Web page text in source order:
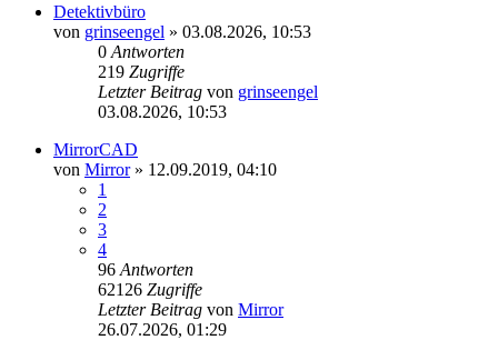
Detektivbüro
von grinseengel » 03.08.2026, 10:53
0 Antworten
219 Zugriffe
Letzter Beitrag von grinseengel
03.08.2026, 10:53
MirrorCAD
von Mirror» 12.09.2019, 04:10
1
2
3
4
96 Antworten
62126 Zugriffe
Letzter Beitrag von Mirror
26.07.2026, 01:29